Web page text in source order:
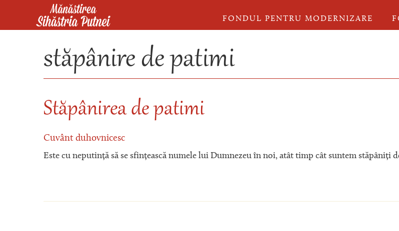
Mergi la conţinutul principal
FONDUL PENTRU MODERNIZARE
stăpânire de patimi
Stăpânirea de patimi
Cuvânt duhovnicesc
Este cu neputință să se sfințească numele lui Dumnezeu în noi, atât timp cât suntem stăpâniți